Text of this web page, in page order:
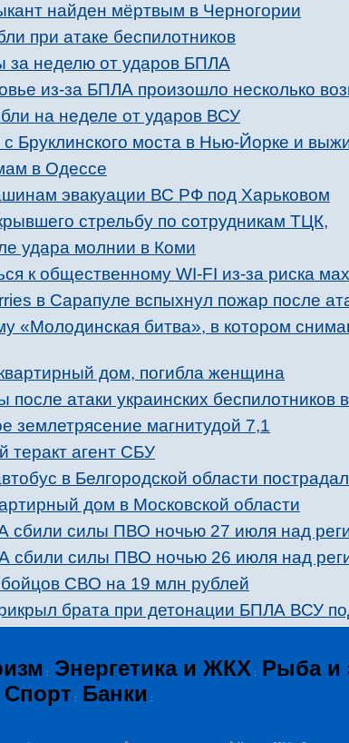
найден мёртвым в Черногории
при атаке беспилотников
за неделю от ударов БПЛА
из-за БПЛА произошло несколько
на неделе от ударов ВСУ
Бруклинского моста в Нью-Йорке и
в Одессе
эвакуации ВС РФ под Харьковом
стрельбу по сотрудникам ТЦК,
удара молнии в Коми
к общественному WI-FI из-за риска
в Сарапуле вспыхнул пожар после
«Молодинская битва», в котором
дом, погибла женщина
атаки украинских беспилотников
землетрясение магнитудой 7,1
теракт агент СБУ
в Белгородской области
дом в Московской области
сбили силы ПВО ночью 27 июля над
сбили силы ПВО ночью 26 июля над
СВО на 19 млн рублей
брата при детонации БПЛА ВСУ
: Энергетика и ЖКХ : Рыба и
Спорт : Банки :